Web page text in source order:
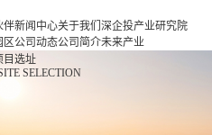
伴
区
户
会
新闻中心
公司动态
产业观察
关于我们
公司简介
联系我们
深企投产业研究院
未来产业
目选址
SELECTION